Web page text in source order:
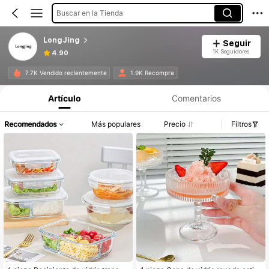
Buscar en la Tienda
LongJing
4.90
Seguir
1K Seguidores
7.7K Vendido recientemente 1.9K Recompra
Artículo Comentarios
Recomendados Más populares Precio Filtros